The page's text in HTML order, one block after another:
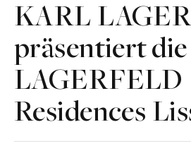
KARL
präsentiert
LAGERFELD
Residences